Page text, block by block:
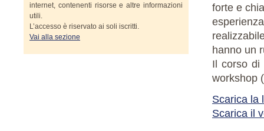
forte e
hanno un
Il corso di
workshop
Scarica la
Scarica il
internet, contenenti risorse e altre informazioni
utili.
L’accesso è riservato ai soli iscritti.
Vai alla sezione